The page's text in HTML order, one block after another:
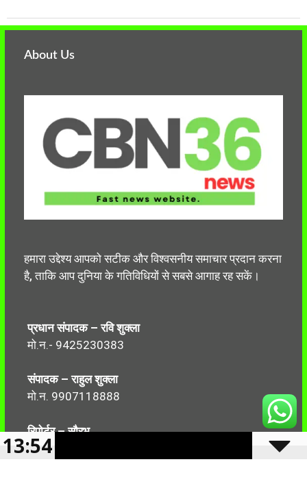
About Us
हमारा उद्देश्य आपको सटीक और विश्वसनीय समाचार प्रदान करना
है, ताकि आप दुनिया के गतिविधियों से सबसे आगाह रह सकें।
प्रधान संपादक – रवि शुक्ला
मो.न.- 9425230383
संपादक – राहुल शुक्ला
मो.न. 9907118888
रिपोर्टर – सौरभ
मो.न.-7499999906
13:54